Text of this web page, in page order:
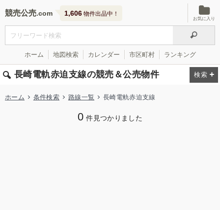
競売公売 1,606 物件出品中！
お気に入り
ホーム 地図検索 カレンダー 市区町村 ランキング
長崎電軌赤迫支線の競売＆公売物件
ホーム 条件検索 路線一覧 長崎電軌赤迫支線
0 件見つかりました